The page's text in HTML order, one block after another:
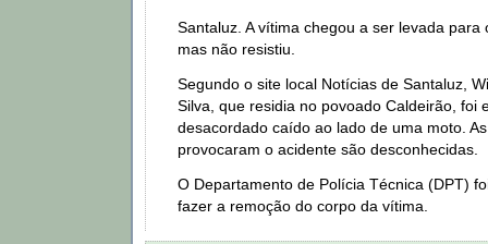
Santaluz. A vítima chegou a ser levada para
mas não resistiu.
Segundo o site local Notícias de Santaluz,
Silva, que residia no povoado Caldeirão, foi
desacordado caído ao lado de uma moto.
provocaram o acidente são desconhecidas.
O Departamento de Polícia Técnica (DPT)
fazer a remoção do corpo da vítima.